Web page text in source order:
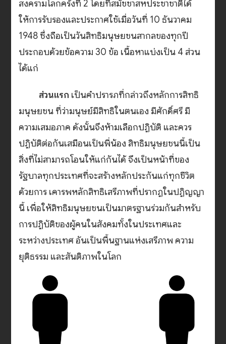
สงครามโลกครั้งที่ 2 โดยที่สมัชชาสหประชาชาติได้
ให้การรับรองและประกาศใช้เมื่อวันที่ 10 ธันวาคม
1948 ซึ่งถือเป็นวันสิทธิมนุษยชนสากลของทุกปี
ประกอบด้วยข้อความ 30 ข้อ เนื้อหาแบ่งเป็น 4 ส่วน
ได้แก่
ส่วนแรก เป็นคำปรารภที่กล่าวถึงหลักการสิทธิ
มนุษยชน ที่ว่ามนุษย์มีสิทธิในตนเอง มีศักดิ์ศรี มี
ความเสมอภาค ดังนั้นจึงห้ามเลือกปฏิบัติ และควร
ปฏิบัติต่อกันเสมือนเป็นพี่น้อง สิทธิมนุษยชนนี้เป็น
สิ่งที่ไม่สามารถโอนให้แก่กันได้ จึงเป็นหน้าที่ของ
รัฐบาลทุกประเทศที่จะสร้างหลักประกันแก่ทุกชีวิต
ด้วยการ เคารพหลักสิทธิเสรีภาพที่ปรากฏในปฏิญญา
นี้ เพื่อให้สิทธิมนุษยชนเป็นมาตรฐานร่วมกันสำหรับ
การปฏิบัติของผู้คนในสังคมทั้งในประเทศและ
ระหว่างประเทศ อันเป็นพื้นฐานแห่งเสรีภาพ ความ
ยุติธรรม และสันติภาพในโลก